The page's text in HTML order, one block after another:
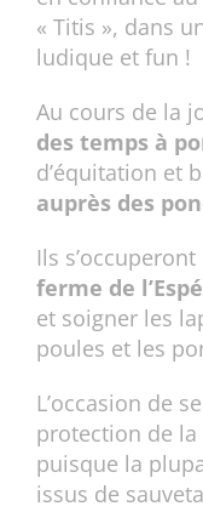
« Titis », dans
ludique et fun !
Au cours de la
des temps à
d’équitation et
auprès des
Ils s’occuperont
ferme de
et soigner les
poules et les
L’occasion de
protection de
puisque la
issus de